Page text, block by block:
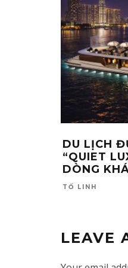
DU LỊCH
“QUIET
DÒNG
TỐ LINH
LEAVE